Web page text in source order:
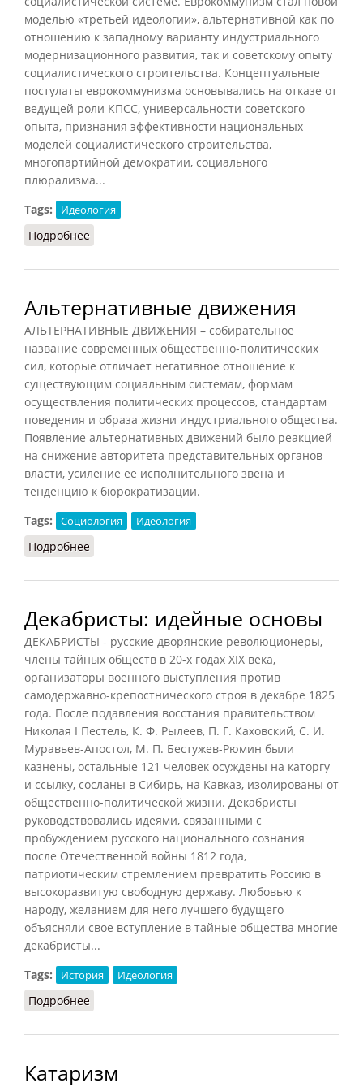
моделью «третьей идеологии», альтернативной как по
отношению к западному варианту индустриального
модернизационного развития, так и советскому опыту
социалистического строительства. Концептуальные
постулаты еврокоммунизма основывались на отказе от
ведущей роли КПСС, универсальности советского
опыта, признания эффективности национальных
моделей социалистического строительства,
многопартийной демократии, социального
плюрализма...
Tags:
Идеология
Подробнее
Альтернативные движения
АЛЬТЕРНАТИВНЫЕ ДВИЖЕНИЯ – собирательное
название современных общественно-политических
сил, которые отличает негативное отношение к
существующим социальным системам, формам
осуществления политических процессов, стандартам
поведения и образа жизни индустриального общества.
Появление альтернативных движений было реакцией
на снижение авторитета представительных органов
власти, усиление ее исполнительного звена и
тенденцию к бюрократизации.
Tags:
Социология Идеология
Подробнее
Декабристы: идейные основы
ДЕКАБРИСТЫ - русские дворянские революционеры,
члены тайных обществ в 20-х годах XIX века,
организаторы военного выступления против
самодержавно-крепостнического строя в декабре 1825
года. После подавления восстания правительством
Николая I Пестель, К. Ф. Рылеев, П. Г. Каховский, С. И.
Муравьев-Апостол, М. П. Бестужев-Рюмин были
казнены, остальные 121 человек осуждены на каторгу
и ссылку, сосланы в Сибирь, на Кавказ, изолированы от
общественно-политической жизни. Декабристы
руководствовались идеями, связанными с
пробуждением русского национального сознания
после Отечественной войны 1812 года,
патриотическим стремлением превратить Россию в
высокоразвитую свободную державу. Любовью к
народу, желанием для него лучшего будущего
объясняли свое вступление в тайные общества многие
декабристы...
Tags:
История Идеология
Подробнее
Катаризм